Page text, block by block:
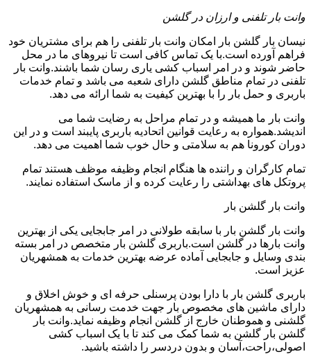
وانت بار تلفنی و ارزان در گلشن
نیسان بار گلشن بار امکان وانت بار تلفنی را هم برای مشتریان خود
فراهم آورده است.با یک تماس کافی است تا نیروهای ما در محل
حاضر شوند و در امر اسباب کشی یاری رسان شما باشند.وانت بار
تلفنی در تمام مناطق گلشن دارای شعبه می باشد و تمام خدمات
باربری و حمل بار را با بهترین کیفیت به شما ارائه می دهد.
وانت بار ما همیشه و در تمام مراحل به رضایت شما می
اندیشد.همواره به رعایت قوانین اتحادیه باربری پایبند است و در این
دوران کورونا هم به سلامتی و حال خوب شما اهمیت می دهد.
تمام کارگران و راننده ها هنگام انجام وظیفه موظف هستند تمام
پروتکل های بهداشتی را رعایت کرده و از ماسک استفاده نمایند.
وانت بار گلشن بار
وانت بار گلشن بار با سابقه طولانی در امر جابجایی یکی از بهترین
وانت بارها در گلشن است.باربری گلشن بار متخصص در امر بسته
بندی وسایل و جابجایی آماده عرضه بهترین خدمات به همشهریان
عزیز است.
باربری گلشن بار با دارا بودن پرسنلی حرفه ای و خوش اخلاق و
دارای ماشین های مخصوص بار جهت خدمت رسانی به همشهریان
گلشنی و هموطنان خارج از گلشن انجام وظیفه نماید.وانت بار
گلشن بار گلشن به شما کمک می کند تا با یک اسباب کشی
اصولی،راحت،آسان و بدون دردسر را داشته باشید.